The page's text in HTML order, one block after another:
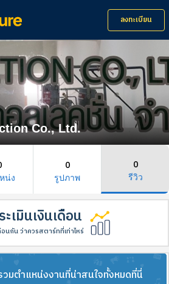
ลงทะเบียน
Co., Ltd.
น่ง
0
รูปภาพ
0
รีวิว
เมินเงินเดือน
นกัน ว่าควรสตาร์ทที่เท่าไหร่
วมตำแหน่งงานที่น่าสนใจทั้งหมดที่นี่